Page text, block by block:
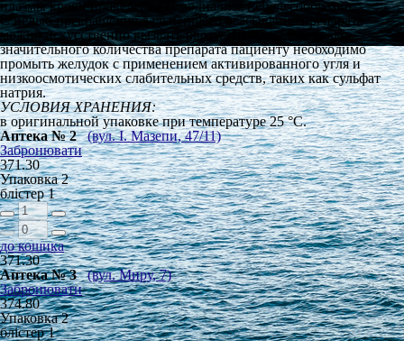
плазмы крови проведение гемодиализа нецелесообразно.
С целью прекращения дальнейшего всасывания препарата
можно искусственно вызвать рвоту. При передозировке
значительного количества препарата пациенту необходимо
промыть желудок с применением активированного угля и
низкоосмотических слабительных средств, таких как сульфат
натрия.
УСЛОВИЯ ХРАНЕНИЯ:
в оригинальной упаковке при температуре 25 °С.
Аптека № 2
(вул. І. Мазепи, 47/11)
Забронювати
371.30
Упаковка2
блістер1
до кошика
371.30
Аптека № 3
(вул. Миру, 7)
Забронювати
374.80
Упаковка2
блістер1